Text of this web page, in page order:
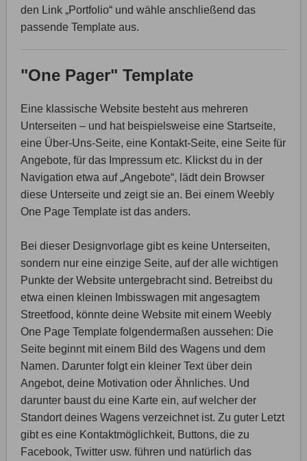
den Link „Portfolio“ und wähle anschließend das
passende Template aus.
"One Pager" Template
Eine klassische Website besteht aus mehreren
Unterseiten – und hat beispielsweise eine Startseite,
eine Über-Uns-Seite, eine Kontakt-Seite, eine Seite für
Angebote, für das Impressum etc. Klickst du in der
Navigation etwa auf „Angebote“, lädt dein Browser
diese Unterseite und zeigt sie an. Bei einem Weebly
One Page Template ist das anders.
Bei dieser Designvorlage gibt es keine Unterseiten,
sondern nur eine einzige Seite, auf der alle wichtigen
Punkte der Website untergebracht sind. Betreibst du
etwa einen kleinen Imbisswagen mit angesagtem
Streetfood, könnte deine Website mit einem Weebly
One Page Template folgendermaßen aussehen: Die
Seite beginnt mit einem Bild des Wagens und dem
Namen. Darunter folgt ein kleiner Text über dein
Angebot, deine Motivation oder Ähnliches. Und
darunter baust du eine Karte ein, auf welcher der
Standort deines Wagens verzeichnet ist. Zu guter Letzt
gibt es eine Kontaktmöglichkeit, Buttons, die zu
Facebook, Twitter usw. führen und natürlich das